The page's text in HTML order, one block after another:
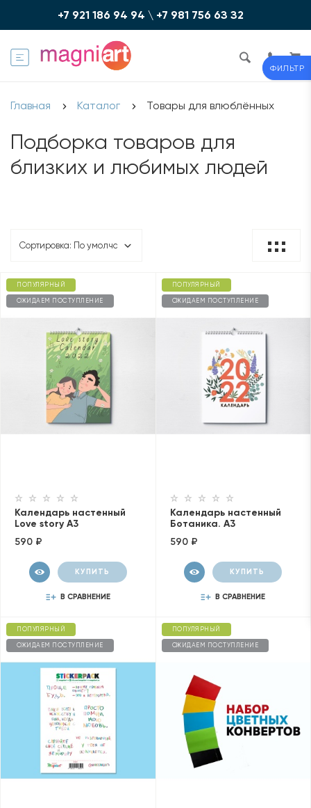
ФИЛЬТР
+7 921 186 94 94 \ +7 981 756 6З З2
Главная Каталог Товары для влюблённых
Подборка товаров для
близких и любимых людей
ПОПУЛЯРНЫЙ
ОЖИДАЕМ ПОСТУПЛЕНИЕ
Календарь настенный
Love story A3
590 ₽
КУПИТЬ
В СРАВНЕНИЕ
ПОПУЛЯРНЫЙ
ОЖИДАЕМ ПОСТУПЛЕНИЕ
Календарь настенный
Ботаника. А3
590 ₽
КУПИТЬ
В СРАВНЕНИЕ
ПОПУЛЯРНЫЙ
ОЖИДАЕМ ПОСТУПЛЕНИЕ
ПОПУЛЯРНЫЙ
ОЖИДАЕМ ПОСТУПЛЕНИЕ